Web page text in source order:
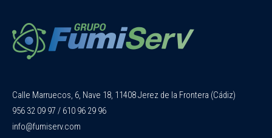
Calle Marruecos, 6, Nave 18, 11408 Jerez de la Frontera (Cádiz)
956 32 09 97 / 610 96 29 96
info@fumiserv.com